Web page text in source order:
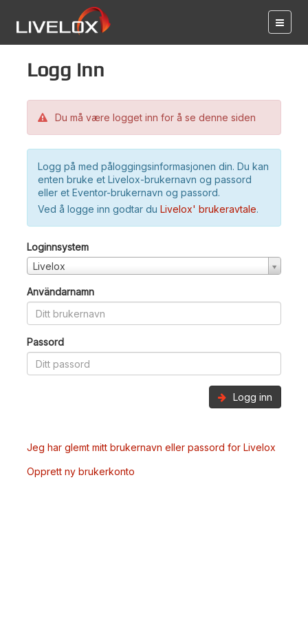
Logg inn
Du må være logget inn for å se denne siden
Logg på med påloggingsinformasjonen din. Du kan
enten bruke et Livelox-brukernavn og passord
eller et Eventor-brukernavn og passord.
Ved å logge inn godtar du Livelox' brukeravtale.
Loginnsystem
Livelox
Användarnamn
Passord
Logg inn
Jeg har glemt mitt brukernavn eller passord for Livelox
Opprett ny brukerkonto